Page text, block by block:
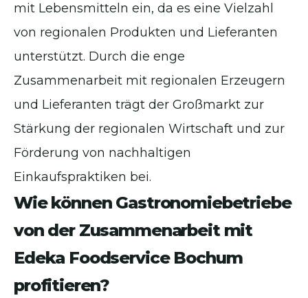
mit Lebensmitteln ein, da es eine Vielzahl
von regionalen Produkten und Lieferanten
unterstützt. Durch die enge
Zusammenarbeit mit regionalen Erzeugern
und Lieferanten trägt der Großmarkt zur
Stärkung der regionalen Wirtschaft und zur
Förderung von nachhaltigen
Einkaufspraktiken bei.
Wie können Gastronomiebetriebe
von der Zusammenarbeit mit
Edeka Foodservice Bochum
profitieren?